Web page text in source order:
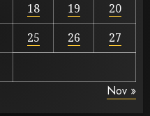
18 19
20
25 26
27
Nov »